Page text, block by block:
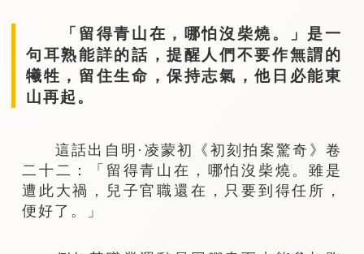
「留得青山在，哪怕沒柴燒。」是一
句耳熟能詳的話，提醒人們不要作無謂的
犧牲，留住生命，保持志氣，他日必能東
山再起。
這話出自明·凌蒙初《初刻拍案驚奇》卷
二十二：「留得青山在，哪怕沒柴燒。雖是
遭此大禍，兒子官職還在，只要到得任所，
便好了。」